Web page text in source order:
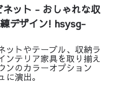
ット - おしゃれな収
デザイン! hsysg-
ットやテーブル、収納ラ
ンテリア家具を取り揃え
ンのカラーオプション
演出。